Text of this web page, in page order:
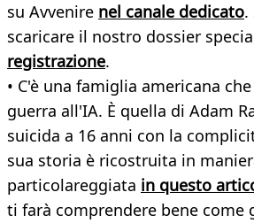
su Avvenire nel canale dedicato.
scaricare il nostro dossier
registrazione.
• C'è una famiglia americana
guerra all'IA. È quella di Adam
suicida a 16 anni con la
sua storia è ricostruita in
particolareggiata in questo
ti farà comprendere bene come